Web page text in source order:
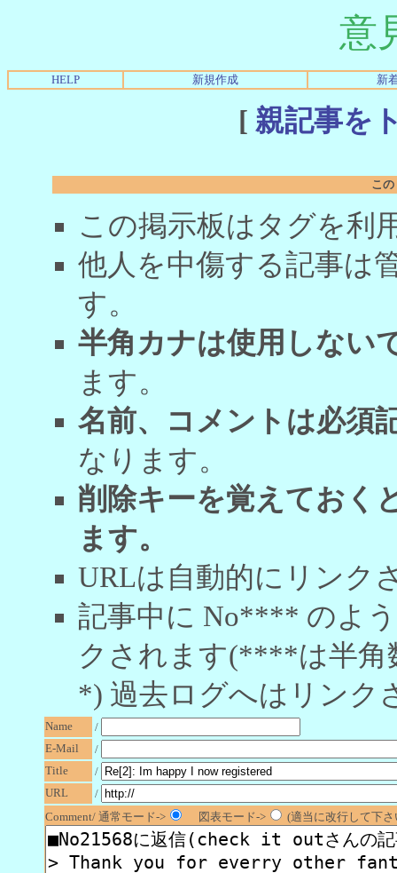
意
HELP 新規作成 新
[ 親記事を
こ
この掲示板はタグを利
他人を中傷する記事は
す。
半角カナは使用しない
ます。
名前、コメントは必須
なります。
削除キーを覚えておく
ます。
URLは自動的にリンク
記事中に No**** のよ
クされます(****は半角
*) 過去ログへはリンク
Name
/
E-Mail
/
Title
/
URL
/
Comment/ 通常モード->
図表モード-> (適当に改行して下